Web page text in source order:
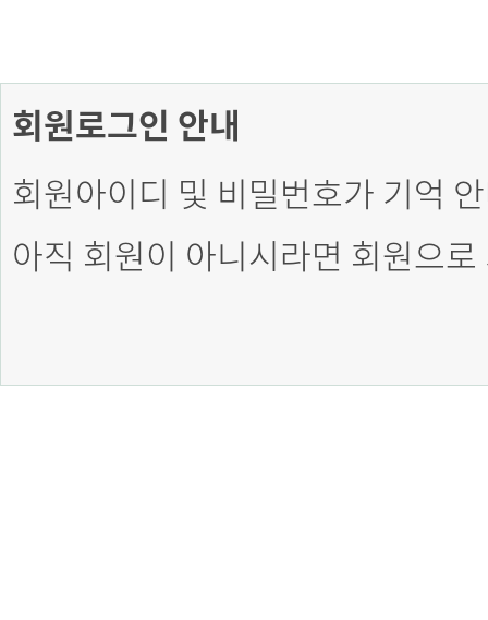
회원로그인 안내
회원아이디 및 비밀번호가 기억
아직 회원이 아니시라면 회원으